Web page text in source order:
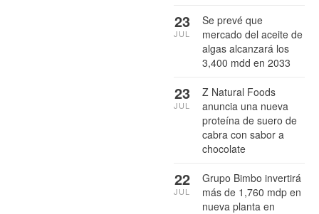
Se prevé que
mercado del aceite de
algas alcanzará los
3,400 mdd en 2033
23
JUL
Z Natural Foods
anuncia una nueva
proteína de suero de
cabra con sabor a
chocolate
23
JUL
Grupo Bimbo invertirá
más de 1,760 mdp en
nueva planta en
22
JUL